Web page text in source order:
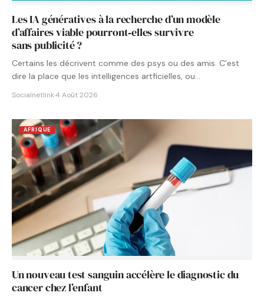
Les IA génératives à la recherche d’un modèle
d’affaires viable pourront‑elles survivre
sans publicité ?
Certains les décrivent comme des psys ou des amis. C’est
dire la place que les intelligences artficielles, ou…
Socialnetlink·4 Août 2026
AFRIQUE
Un nouveau test sanguin accélère le diagnostic du
cancer chez l’enfant